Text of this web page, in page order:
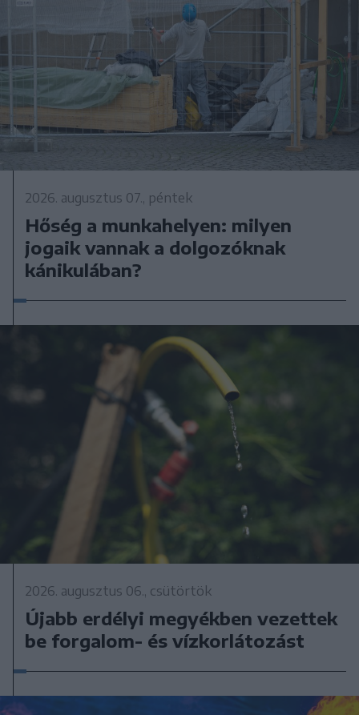
2026. augusztus 07., péntek
Hőség a munkahelyen: milyen
jogaik vannak a dolgozóknak
kánikulában?
2026. augusztus 06., csütörtök
Újabb erdélyi megyékben vezettek
be forgalom- és vízkorlátozást